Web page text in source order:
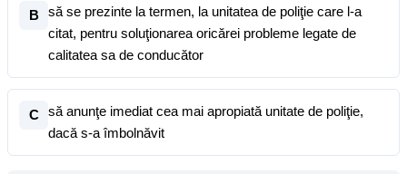
B
să se prezinte la termen, la unitatea de poliţie care l-a
citat, pentru soluţionarea oricărei probleme legate de
calitatea sa de conducător
C
să anunţe imediat cea mai apropiată unitate de poliţie,
dacă s-a îmbolnăvit